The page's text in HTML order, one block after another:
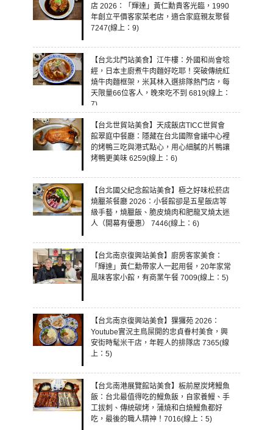
店 2026：「輝達」黃仁勳貴客光臨，1990
年創立平價客家菜老店，適合家庭親友聚餐
7247(線上：9)
【台北北門站美食】江牛樓：外國和尚會唸
經，日本主廚煮牛肉麵好吃耶！突破傳統紅
燒牛肉麵框架，米其林入選排隊熱門店，每
天限量66位客人，晚來吃不到 6819(線上：
7)
【台北世貿站美食】天成飯店TICC世貿會
館翠庭中餐廳：隱藏在台北國際會議中心裡
的烤鴨三吃與港式點心，用心細膩的片鴨讓
烤鴨更美味 6259(線上：6)
【台北國父紀念館站美食】極之好味松菸店
燒臘茶餐廳 2026：小餐館卻是五星飯店等
級手藝，燒臘飯、脆皮燒肉和肥龍叉燒太迷
人（開幕有優惠） 7446(線上：6)
【台北南京復興站美食】廚房客家美食：
「輝達」黃仁勳帶家人一起用餐，20年家常
風味客家小館，有商業午餐 7009(線上：5)
【台北南京復興站美食】猓玀苑 2026：
Youtube實況主鳥屎開的忠貞眷村美食，興
安街時髦米干店，年輕人的排隊店 7365(線
上：5)
【台北南港展覽館站美食】板前屋炭烤鰻魚
飯：台北最值得吃的鰻魚飯，自家養鰻、手
工拔刺、傳統碳烤，蒲燒和白燒鰻魚都好
吃，最後的職人精神！7016(線上：5)